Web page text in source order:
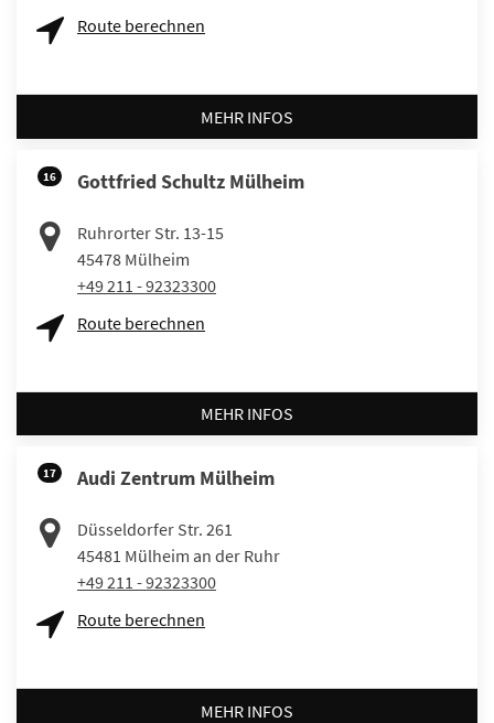
Route berechnen
MEHR INFOS
16 Gottfried Schultz Mülheim
Ruhrorter Str. 13-15
45478 Mülheim
+49 211 - 92323300
Route berechnen
MEHR INFOS
17 Audi Zentrum Mülheim
Düsseldorfer Str. 261
45481 Mülheim an der Ruhr
+49 211 - 92323300
Route berechnen
MEHR INFOS